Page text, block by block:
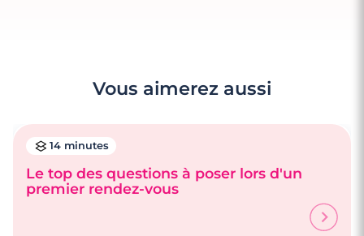
Vous aimerez aussi
14 minutes
Le top des questions à poser lors d'un
premier rendez-vous